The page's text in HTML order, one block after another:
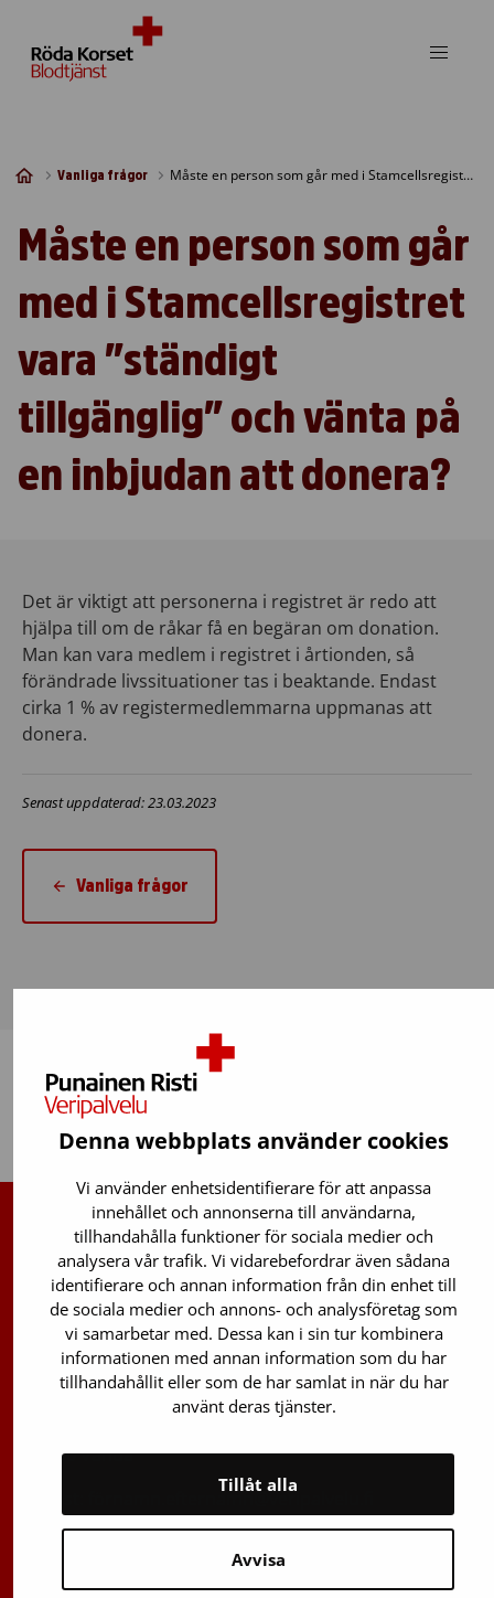
Denna webbplats använder cookies
Vi använder enhetsidentifierare för att anpassa
innehållet och annonserna till användarna,
tillhandahålla funktioner för sociala medier och
analysera vår trafik. Vi vidarebefordrar även sådana
identifierare och annan information från din enhet till
de sociala medier och annons- och analysföretag som
vi samarbetar med. Dessa kan i sin tur kombinera
informationen med annan information som du har
tillhandahållit eller som de har samlat in när du har
använt deras tjänster.
Avvisa
Tillåt alla
Vanliga frågor Måste en person som går med i Stamcellsregistret vara ”ständigt tillgänglig” och vänta på en inbjudan att donera?
Måste en person som går
med i Stamcellsregistret
vara ”ständigt
tillgänglig” och vänta på
en inbjudan att donera?
Det är viktigt att personerna i registret är redo att
hjälpa till om de råkar få en begäran om donation.
Man kan vara medlem i registret i årtionden, så
förändrade livssituationer tas i beaktande. Endast
cirka 1 % av registermedlemmarna uppmanas att
donera.
Senast uppdaterad: 23.03.2023
Vanliga frågor
Finlands Röda Kors Blodtjänst
Avgiftsfri infotelefon:
0800 0 5801
Stamcellsregistrets info:
029 300 1515
01730 Vanda
e-post: förnamn.efternamn@veripalvelu.fi